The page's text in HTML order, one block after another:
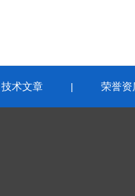
技术文章 | 荣誉资